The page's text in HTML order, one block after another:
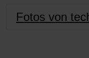
Fotos von